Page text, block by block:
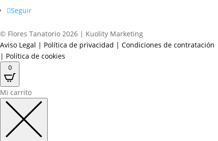
Seguir
© Flores Tanatorio 2026 | Kuolity Marketing
Aviso Legal | Política de privacidad | Condiciones de contratación
| Política de cookies
0
Mi carrito